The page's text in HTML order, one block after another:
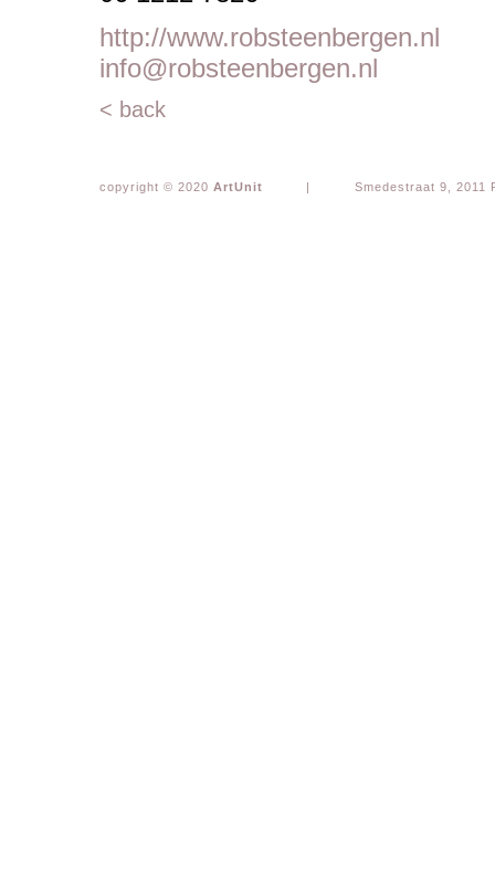
http://www.robsteenbergen.nl
info@robsteenbergen.nl
< back
copyright © 2020 ArtUnit | Smedestraat 9, 2011